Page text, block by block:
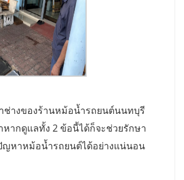
ช่างของร้านหม้อน้ำรถยนต์นนทบุรี
หากดูแลทั้ง 2 ข้อนี้ได้ก็จะช่วยรักษา
หาหม้อน้ำรถยนต์ได้อย่างแน่นอน